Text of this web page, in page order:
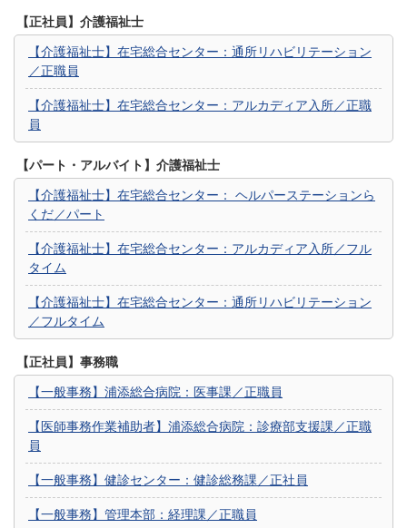
【正社員】介護福祉士
【介護福祉士】在宅総合センター：通所リハビリテーション
／正職員
【介護福祉士】在宅総合センター：アルカディア入所／正職
員
【パート・アルバイト】介護福祉士
【介護福祉士】在宅総合センター： ヘルパーステーションら
くだ／パート
【介護福祉士】在宅総合センター：アルカディア入所／フル
タイム
【介護福祉士】在宅総合センター：通所リハビリテーション
／フルタイム
【正社員】事務職
【一般事務】浦添総合病院：医事課／正職員
【医師事務作業補助者】浦添総合病院：診療部支援課／正職
員
【一般事務】健診センター：健診総務課／正社員
【一般事務】管理本部：経理課／正職員